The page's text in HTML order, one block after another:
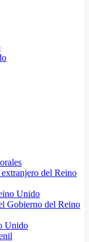
extranjero del Reino
Unido
Gobierno del Reino
Unido